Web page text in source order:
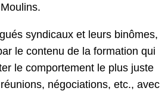
syndicaux et leurs binômes,
le contenu de la formation qui
le comportement le plus juste
négociations, etc., avec